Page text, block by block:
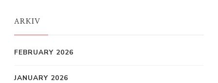
ARKIV
FEBRUARY 2026
JANUARY 2026